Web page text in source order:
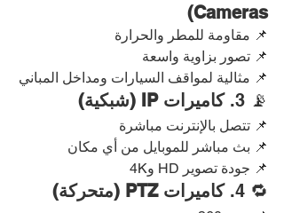
Cameras)
📌 مقاومة للمطر والحرارة
📌 تصور بزاوية واسعة
📌 مثالية لمواقف السيارات ومداخل المباني
📡 3. كاميرات IP (شبكية)
📌 تتصل بالإنترنت مباشرة
📌 بث مباشر للموبايل من أي مكان
📌 جودة تصوير HD و4K
🔁 4. كاميرات PTZ (متحركة)